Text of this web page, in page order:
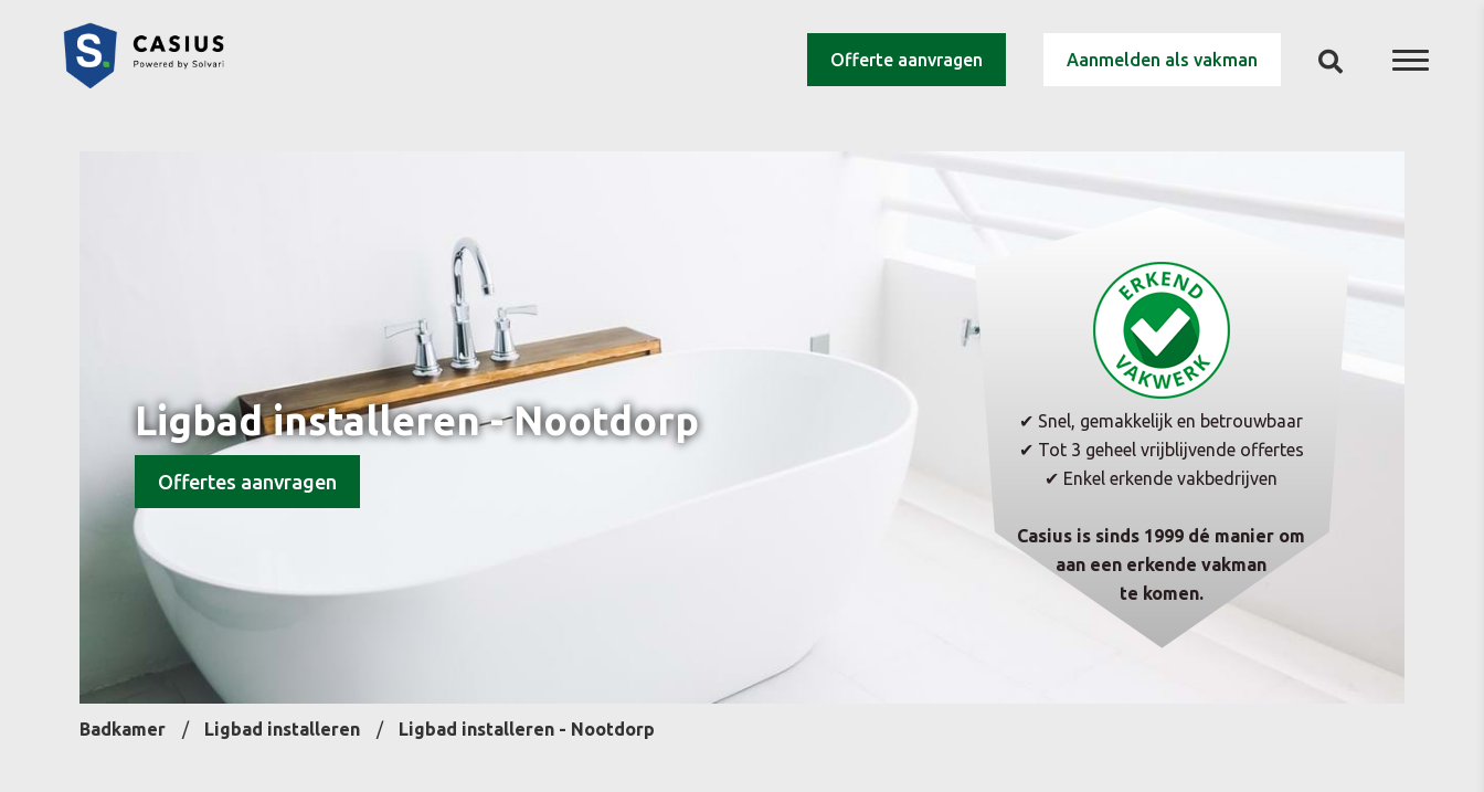
Offerte aanvragen Aanmelden als vakman
Ligbad installeren - Nootdorp
Offertes aanvragen
✔ Snel, gemakkelijk en betrouwbaar
✔ Tot 3 geheel vrijblijvende offertes
✔ Enkel erkende vakbedrijven
Casius is sinds 1999 dé manier om
aan een erkende vakman
te komen.
Badkamer Ligbad installeren Ligbad installeren - Nootdorp